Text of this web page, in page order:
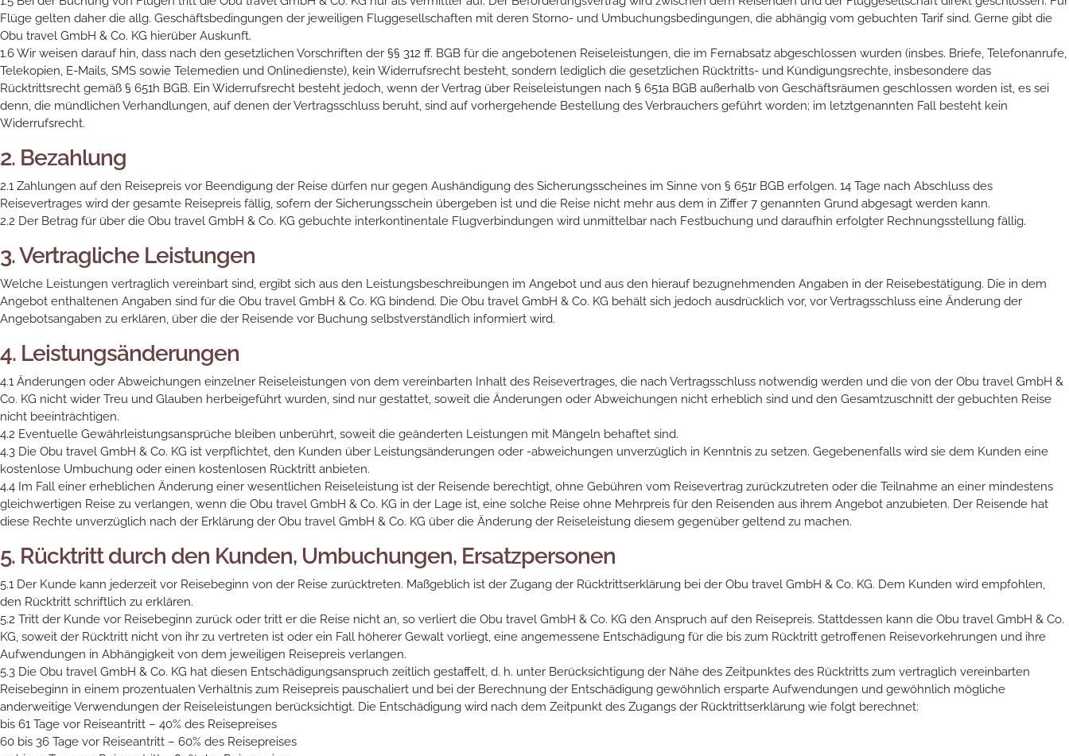
Flüge gelten daher die allg. Geschäftsbedingungen der jeweiligen Fluggesellschaften mit deren Storno- und Umbuchungsbedingungen, die abhängig vom gebuchten Tarif sind. Gerne gibt die
Obu travel GmbH & Co. KG hierüber Auskunft.
1.6 Wir weisen darauf hin, dass nach den gesetzlichen Vorschriften der §§ 312 ff. BGB für die angebotenen Reiseleistungen, die im Fernabsatz abgeschlossen wurden (insbes. Briefe, Telefonanrufe,
Telekopien, E-Mails, SMS sowie Telemedien und Onlinedienste), kein Widerrufsrecht besteht, sondern lediglich die gesetzlichen Rücktritts- und Kündigungsrechte, insbesondere das
Rücktrittsrecht gemäß § 651h BGB. Ein Widerrufsrecht besteht jedoch, wenn der Vertrag über Reiseleistungen nach § 651a BGB außerhalb von Geschäftsräumen geschlossen worden ist, es sei
denn, die mündlichen Verhandlungen, auf denen der Vertragsschluss beruht, sind auf vorhergehende Bestellung des Verbrauchers geführt worden; im letztgenannten Fall besteht kein
Widerrufsrecht.
2. Bezahlung
2.1 Zahlungen auf den Reisepreis vor Beendigung der Reise dürfen nur gegen Aushändigung des Sicherungsscheines im Sinne von § 651r BGB erfolgen. 14 Tage nach Abschluss des
Reisevertrages wird der gesamte Reisepreis fällig, sofern der Sicherungsschein übergeben ist und die Reise nicht mehr aus dem in Ziffer 7 genannten Grund abgesagt werden kann.
2.2 Der Betrag für über die Obu travel GmbH & Co. KG gebuchte interkontinentale Flugverbindungen wird unmittelbar nach Festbuchung und daraufhin erfolgter Rechnungsstellung fällig.
3. Vertragliche Leistungen
Welche Leistungen vertraglich vereinbart sind, ergibt sich aus den Leistungsbeschreibungen im Angebot und aus den hierauf bezugnehmenden Angaben in der Reisebestätigung. Die in dem
Angebot enthaltenen Angaben sind für die Obu travel GmbH & Co. KG bindend. Die Obu travel GmbH & Co. KG behält sich jedoch ausdrücklich vor, vor Vertragsschluss eine Änderung der
Angebotsangaben zu erklären, über die der Reisende vor Buchung selbstverständlich informiert wird.
4. Leistungsänderungen
4.1 Änderungen oder Abweichungen einzelner Reiseleistungen von dem vereinbarten Inhalt des Reisevertrages, die nach Vertragsschluss notwendig werden und die von der Obu travel GmbH &
Co. KG nicht wider Treu und Glauben herbeigeführt wurden, sind nur gestattet, soweit die Änderungen oder Abweichungen nicht erheblich sind und den Gesamtzuschnitt der gebuchten Reise
nicht beeinträchtigen.
4.2 Eventuelle Gewährleistungsansprüche bleiben unberührt, soweit die geänderten Leistungen mit Mängeln behaftet sind.
4.3 Die Obu travel GmbH & Co. KG ist verpflichtet, den Kunden über Leistungsänderungen oder -abweichungen unverzüglich in Kenntnis zu setzen. Gegebenenfalls wird sie dem Kunden eine
kostenlose Umbuchung oder einen kostenlosen Rücktritt anbieten.
4.4 Im Fall einer erheblichen Änderung einer wesentlichen Reiseleistung ist der Reisende berechtigt, ohne Gebühren vom Reisevertrag zurückzutreten oder die Teilnahme an einer mindestens
gleichwertigen Reise zu verlangen, wenn die Obu travel GmbH & Co. KG in der Lage ist, eine solche Reise ohne Mehrpreis für den Reisenden aus ihrem Angebot anzubieten. Der Reisende hat
diese Rechte unverzüglich nach der Erklärung der Obu travel GmbH & Co. KG über die Änderung der Reiseleistung diesem gegenüber geltend zu machen.
5. Rücktritt durch den Kunden, Umbuchungen, Ersatzpersonen
5.1 Der Kunde kann jederzeit vor Reisebeginn von der Reise zurücktreten. Maßgeblich ist der Zugang der Rücktrittserklärung bei der Obu travel GmbH & Co. KG. Dem Kunden wird empfohlen,
den Rücktritt schriftlich zu erklären.
5.2 Tritt der Kunde vor Reisebeginn zurück oder tritt er die Reise nicht an, so verliert die Obu travel GmbH & Co. KG den Anspruch auf den Reisepreis. Stattdessen kann die Obu travel GmbH & Co.
KG, soweit der Rücktritt nicht von ihr zu vertreten ist oder ein Fall höherer Gewalt vorliegt, eine angemessene Entschädigung für die bis zum Rücktritt getroffenen Reisevorkehrungen und ihre
Aufwendungen in Abhängigkeit von dem jeweiligen Reisepreis verlangen.
5.3 Die Obu travel GmbH & Co. KG hat diesen Entschädigungsanspruch zeitlich gestaffelt, d. h. unter Berücksichtigung der Nähe des Zeitpunktes des Rücktritts zum vertraglich vereinbarten
Reisebeginn in einem prozentualen Verhältnis zum Reisepreis pauschaliert und bei der Berechnung der Entschädigung gewöhnlich ersparte Aufwendungen und gewöhnlich mögliche
anderweitige Verwendungen der Reiseleistungen berücksichtigt. Die Entschädigung wird nach dem Zeitpunkt des Zugangs der Rücktrittserklärung wie folgt berechnet:
bis 61 Tage vor Reiseantritt – 40% des Reisepreises
60 bis 36 Tage vor Reiseantritt – 60% des Reisepreises